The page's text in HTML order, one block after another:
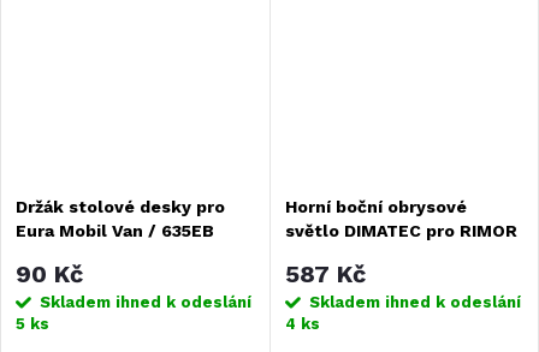
Držák stolové desky pro
Eura Mobil Van / 635EB
90 Kč
Skladem ihned k odeslání
5 ks
Horní boční obrysové
světlo DIMATEC pro RIMOR
587 Kč
Skladem ihned k odeslání
4 ks